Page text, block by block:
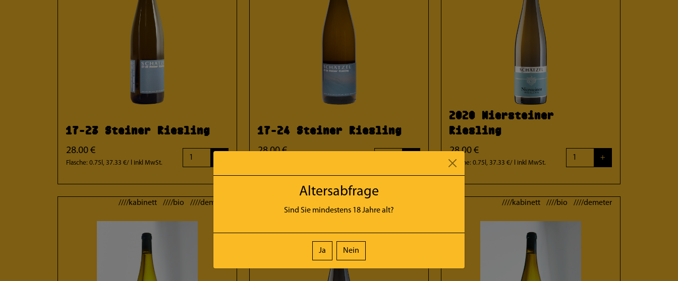
Altersabfrage
Sind Sie mindestens 18Jahre alt?
Ja Nein
17-23 Steiner Riesling
28.00 €
Flasche: 0.75l, 37.33 €/ l inkl MwSt.
17-24 Steiner Riesling
28.00 €
2020 Niersteiner
Riesling
28.00 €
Flasche: 0.75l, 37.33 €/ l inkl MwSt.
+
////kabinett ////bio ////demeter ////kabinett ////bio ////demeter